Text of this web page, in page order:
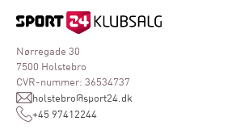
Nørregade 30
7500 Holstebro
CVR-nummer: 36534737
holstebro@sport24.dk
+45 97412244